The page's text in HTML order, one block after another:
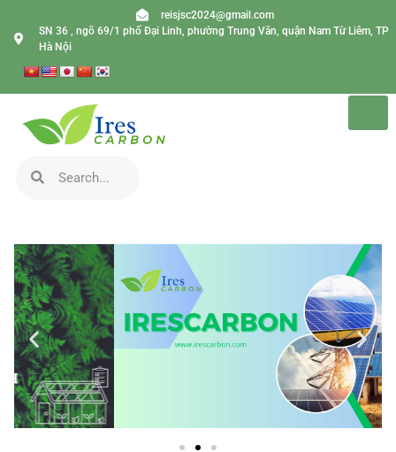
reisjsc2024@gmail.com
SN 36 , ngõ 69/1 phố Đại Linh, phường Trung Văn, quận Nam Từ Liêm, TP
Hà Nội